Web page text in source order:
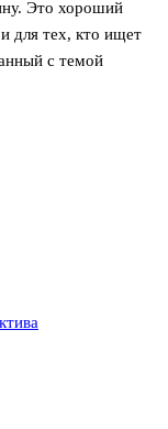
Это хороший
для тех, кто ищет
с темой